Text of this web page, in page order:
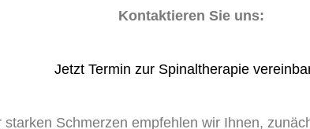
Kontaktieren Sie uns:
Jetzt Termin zur Spinaltherapie
starken Schmerzen empfehlen wir Ihnen,